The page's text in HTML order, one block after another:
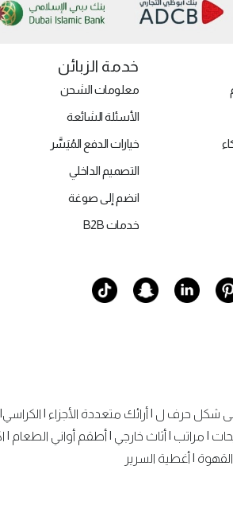
خدمة الزبائن
معلومات الشحن
الأسئلة الشائعة
خيارات الدفع المُيَسَّر
التصميم الداخلي
انضم إلى صوغة
خدمات B2B
شكل حرف ل أرائك متعددة الأجزاء الكراسي
مراتب أثاث خارجي أطقم أواني الطعام
أغطية السرير